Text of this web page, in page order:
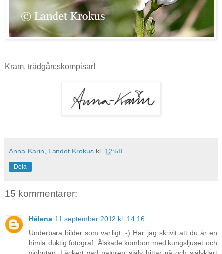
Kram, trädgårdskompisar!
Anna-Karin, Landet Krokus kl. 12:58
Dela
15 kommentarer:
Hélena 11 september 2012 kl. 14:16
Underbara bilder som vanligt :-) Har jag skrivit att du är en
himla duktig fotograf. Älskade kombon med kungsljuset och